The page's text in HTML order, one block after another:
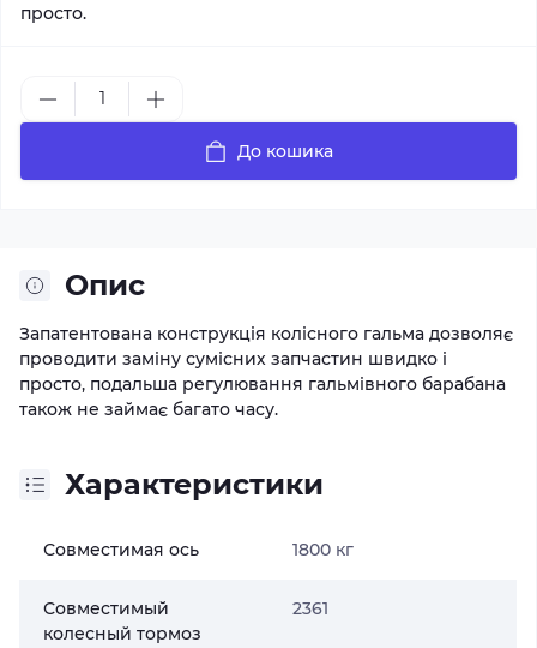
просто.
До кошика
Опис
Запатентована конструкція колісного гальма дозволяє
проводити заміну сумісних запчастин швидко і
просто, подальша регулювання гальмівного барабана
також не займає багато часу.
Характеристики
Совместимая ось 1800 кг
Совместимый
колесный тормоз
2361